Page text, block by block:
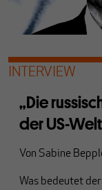
INTERVIEW
„Die
der US-
Von Sabine
Was bedeutet